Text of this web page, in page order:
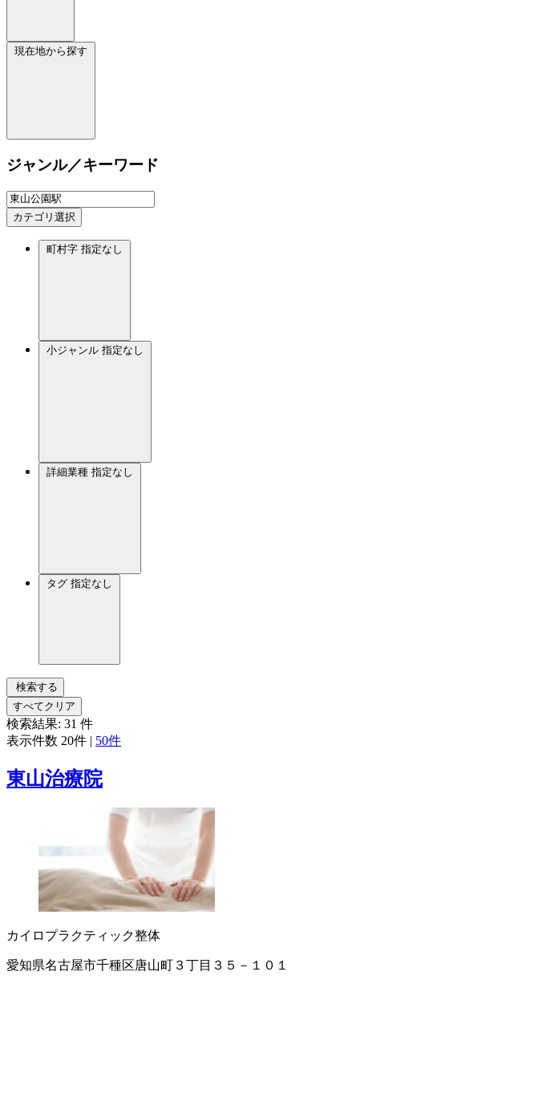
現在地から探す
ジャンル／キーワード
カテゴリ選択
町村字 指定なし
小ジャンル 指定なし
詳細業種 指定なし
タグ 指定なし
検索する
すべてクリア
検索結果: 31 件
表示件数 20件 | 50件
東山治療院
カイロプラクティック整体
愛知県名古屋市千種区唐山町３丁目３５－１０１